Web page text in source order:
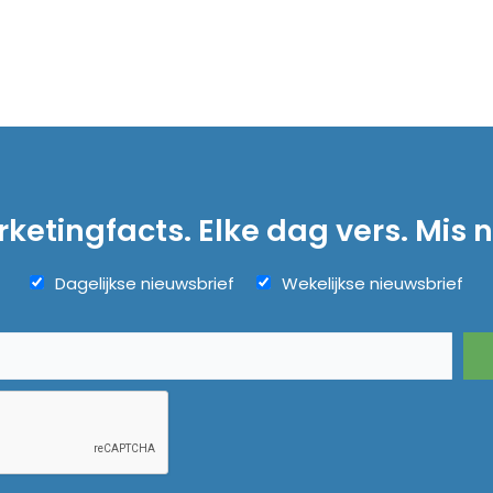
Elke dag vers. Mis
Dagelijkse nieuwsbrief Wekelijkse nieuwsbrief